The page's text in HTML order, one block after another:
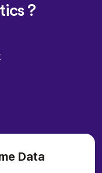
?
Data